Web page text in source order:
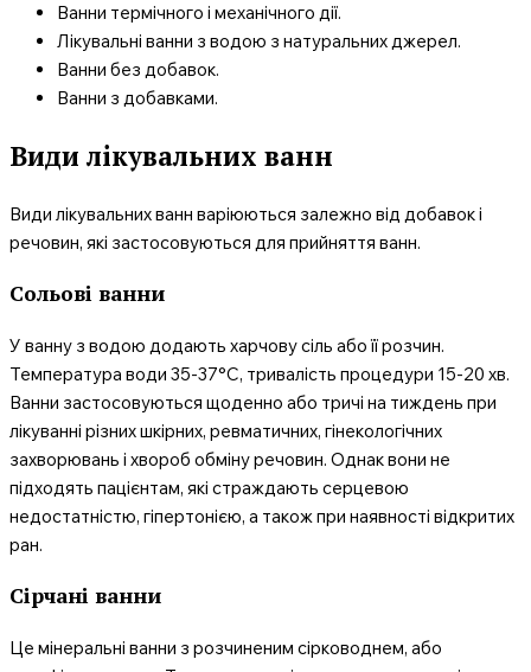
Ванни термічного і механічного дії.
Лікувальні ванни з водою з натуральних джерел.
Ванни без добавок.
Ванни з добавками.
Види лікувальних ванн
Види лікувальних ванн варіюються залежно від добавок і
речовин, які застосовуються для прийняття ванн.
Сольові ванни
У ванну з водою додають харчову сіль або її розчин.
Температура води 35-37°С, тривалість процедури 15-20 хв.
Ванни застосовуються щоденно або тричі на тиждень при
лікуванні різних шкірних, ревматичних, гінекологічних
захворювань і хвороб обміну речовин. Однак вони не
підходять пацієнтам, які страждають серцевою
недостатністю, гіпертонією, а також при наявності відкритих
ран.
Сірчані ванни
Це мінеральні ванни з розчиненим сірководнем, або